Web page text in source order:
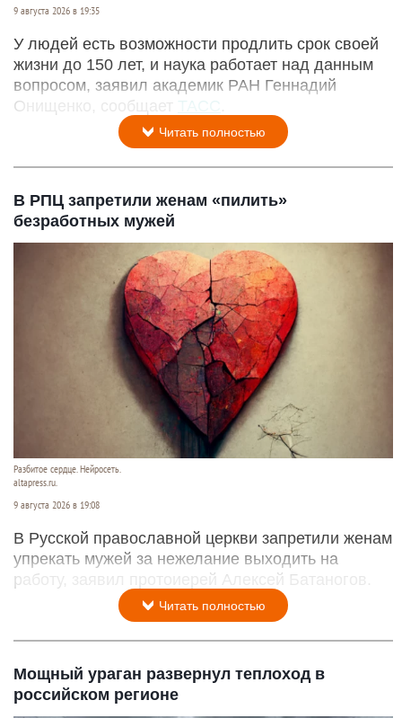
9 августа 2026 в 19:35
У людей есть возможности продлить срок своей
жизни до 150 лет, и наука работает над данным
вопросом, заявил академик РАН Геннадий
Онищенко, сообщает ТАСС
Читать полностью
В РПЦ запретили женам «пилить»
безработных мужей
Разбитое сердце. Нейросеть.
altapress.ru.
9 августа 2026 в 19:08
В Русской православной церкви запретили женам
упрекать мужей за нежелание выходить на
работу, заявил протоиерей Алексей Батаногов.
Читать полностью
Мощный ураган развернул теплоход в
российском регионе